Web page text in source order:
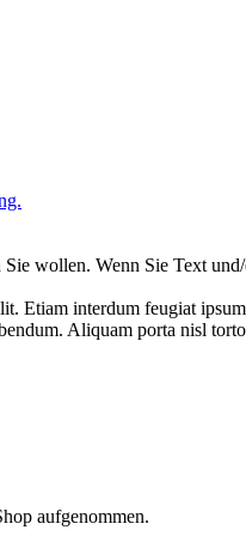
wollen. Wenn Sie Text
Etiam interdum feugiat
Aliquam porta nisl
aufgenommen.